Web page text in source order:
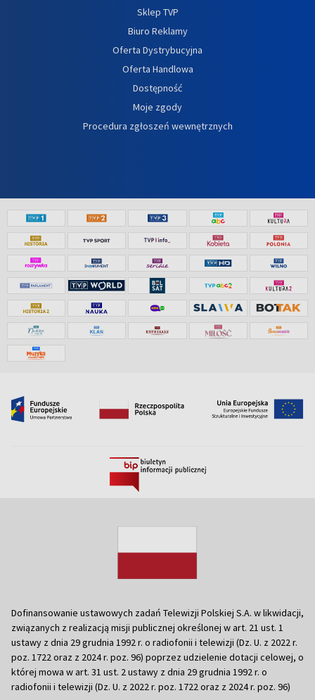
Sklep TVP
Biuro Reklamy
Oferta Dystrybucyjna
Oferta Handlowa
Dostępność
Moje zgody
Procedura zgłoszeń wewnętrznych
Dofinansowanie ustawowych zadań Telewizji Polskiej S.A. w likwidacji,
związanych z realizacją misji publicznej określonej w art. 21 ust. 1
ustawy z dnia 29 grudnia 1992 r. o radiofonii i telewizji (Dz. U. z 2022 r.
poz. 1722 oraz z 2024 r. poz. 96) poprzez udzielenie dotacji celowej, o
której mowa w art. 31 ust. 2 ustawy z dnia 29 grudnia 1992 r. o
radiofonii i telewizji (Dz. U. z 2022 r. poz. 1722 oraz z 2024 r. poz. 96)